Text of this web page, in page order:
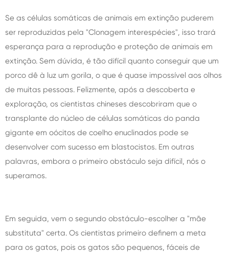
Se as células somáticas de animais em extinção puderem
ser reproduzidas pela "Clonagem interespécies", isso trará
esperança para a reprodução e proteção de animais em
extinção. Sem dúvida, é tão difícil quanto conseguir que um
porco dê à luz um gorila, o que é quase impossível aos olhos
de muitas pessoas. Felizmente, após a descoberta e
exploração, os cientistas chineses descobriram que o
transplante do núcleo de células somáticas do panda
gigante em oócitos de coelho enuclinados pode se
desenvolver com sucesso em blastocistos. Em outras
palavras, embora o primeiro obstáculo seja difícil, nós o
superamos.
Em seguida, vem o segundo obstáculo-escolher a "mãe
substituta" certa. Os cientistas primeiro definem a meta
para os gatos, pois os gatos são pequenos, fáceis de